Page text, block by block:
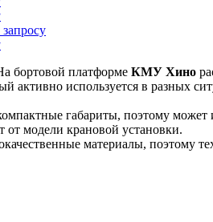
бортовой платформе КМУ Хино
используется в разных
габариты, поэтому может
от модели крановой установки.
материалы, поэтому